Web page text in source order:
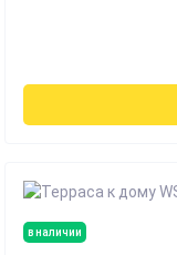
в наличии